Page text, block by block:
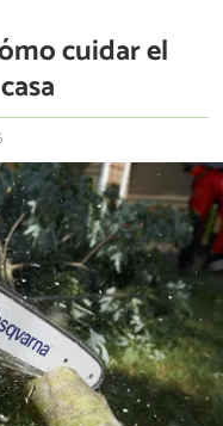
cuidar el